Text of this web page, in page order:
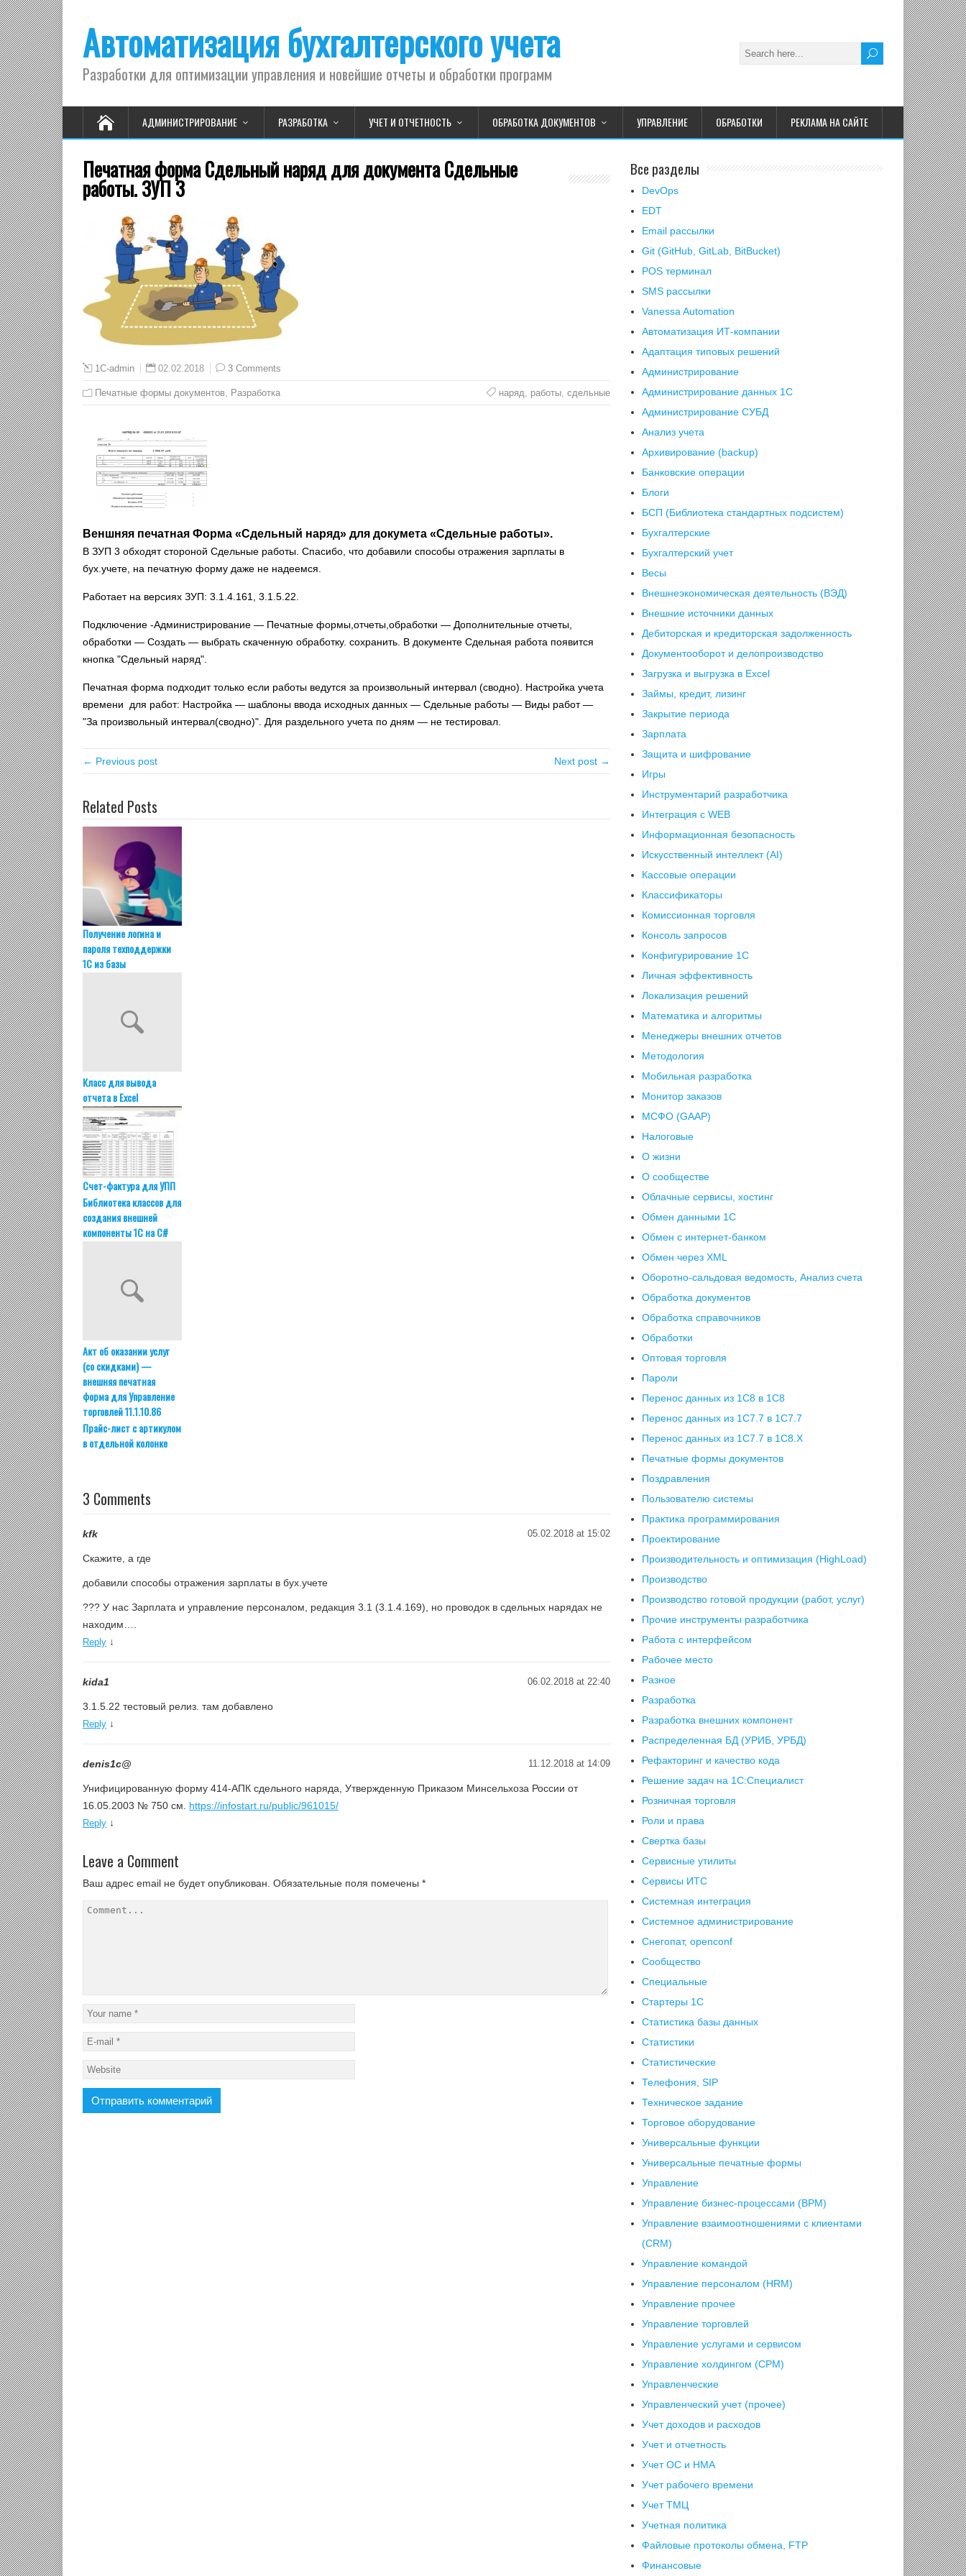
Автоматизация бухгалтерского учета
Разработки для оптимизации управления и новейшие отчеты и обработки программ
АДМИНИСТРИРОВАНИЕ РАЗРАБОТКА УЧЕТ И ОТЧЕТНОСТЬ ОБРАБОТКА ДОКУМЕНТОВ УПРАВЛЕНИЕ ОБРАБОТКИ РЕКЛАМА НА САЙТЕ
Печатная форма Сдельный наряд для документа Сдельные
работы. ЗУП 3
1C-admin 02.02.2018 3 Comments
Печатные формы документов, Разработка наряд, работы, сдельные
Веншняя печатная Форма «Сдельный наряд» для докумета «Сдельные работы».
В ЗУП 3 обходят стороной Сдельные работы. Спасибо, что добавили способы отражения зарплаты в
бух.учете, на печатную форму даже не надеемся.
Работает на версиях ЗУП: 3.1.4.161, 3.1.5.22.
Подключение -Администрирование — Печатные формы,отчеты,обработки — Дополнительные отчеты,
обработки — Создать — выбрать скаченную обработку. сохранить. В документе Сдельная работа появится
кнопка "Сдельный наряд".
Печатная форма подходит только если работы ведутся за произвольный интервал (сводно). Настройка учета
времени для работ: Настройка — шаблоны ввода исходных данных — Сдельные работы — Виды работ —
"За произвольный интервал(сводно)". Для раздельного учета по дням — не тестировал.
← Previous post Next post →
Related Posts
Получение логина и
пароля техподдержки
1С из базы
Класс для вывода
отчета в Excel
Счет-фактура для УПП
Библиотека классов для
создания внешней
компоненты 1С на C#
Акт об оказании услуг
(со скидками) —
внешняя печатная
форма для Управление
торговлей 11.1.10.86
Прайс-лист с артикулом
в отдельной колонке
3 Comments
kfk 05.02.2018 at 15:02
Скажите, а где
добавили способы отражения зарплаты в бух.учете
??? У нас Зарплата и управление персоналом, редакция 3.1 (3.1.4.169), но проводок в сдельных нарядах не
находим….
Reply ↓
kida1 06.02.2018 at 22:40
3.1.5.22 тестовый релиз. там добавлено
Reply ↓
denis1c@ 11.12.2018 at 14:09
Унифицированную форму 414-АПК сдельного наряда, Утвержденную Приказом Минсельхоза России от
16.05.2003 № 750 см. https://infostart.ru/public/961015/
Reply ↓
Leave a Comment
Ваш адрес email не будет опубликован. Обязательные поля помечены *
Все разделы
DevOps
EDT
Email рассылки
Git (GitHub, GitLab, BitBucket)
POS терминал
SMS рассылки
Vanessa Automation
Автоматизация ИТ-компании
Адаптация типовых решений
Администрирование
Администрирование данных 1С
Администрирование СУБД
Анализ учета
Архивирование (backup)
Банковские операции
Блоги
БСП (Библиотека стандартных подсистем)
Бухгалтерские
Бухгалтерский учет
Весы
Внешнеэкономическая деятельность (ВЭД)
Внешние источники данных
Дебиторская и кредиторская задолженность
Документооборот и делопроизводство
Загрузка и выгрузка в Excel
Займы, кредит, лизинг
Закрытие периода
Зарплата
Защита и шифрование
Игры
Инструментарий разработчика
Интеграция с WEB
Информационная безопасность
Искусственный интеллект (AI)
Кассовые операции
Классификаторы
Комиссионная торговля
Консоль запросов
Конфигурирование 1С
Личная эффективность
Локализация решений
Математика и алгоритмы
Менеджеры внешних отчетов
Методология
Мобильная разработка
Монитор заказов
МСФО (GAAP)
Налоговые
О жизни
О сообществе
Облачные сервисы, хостинг
Обмен данными 1С
Обмен с интернет-банком
Обмен через XML
Оборотно-сальдовая ведомость, Анализ счета
Обработка документов
Обработка справочников
Обработки
Оптовая торговля
Пароли
Перенос данных из 1C8 в 1C8
Перенос данных из 1С7.7 в 1C7.7
Перенос данных из 1С7.7 в 1C8.X
Печатные формы документов
Поздравления
Пользователю системы
Практика программирования
Проектирование
Производительность и оптимизация (HighLoad)
Производство
Производство готовой продукции (работ, услуг)
Прочие инструменты разработчика
Работа с интерфейсом
Рабочее место
Разное
Разработка
Разработка внешних компонент
Распределенная БД (УРИБ, УРБД)
Рефакторинг и качество кода
Решение задач на 1С:Специалист
Розничная торговля
Роли и права
Свертка базы
Сервисные утилиты
Сервисы ИТС
Системная интеграция
Системное администрирование
Снегопат, openconf
Сообщество
Специальные
Стартеры 1С
Статистика базы данных
Статистики
Статистические
Телефония, SIP
Техническое задание
Торговое оборудование
Универсальные функции
Универсальные печатные формы
Управление
Управление бизнес-процессами (BPM)
Управление взаимоотношениями с клиентами
(СRM)
Управление командой
Управление персоналом (HRM)
Управление прочее
Управление торговлей
Управление услугами и сервисом
Управление холдингом (CPM)
Управленческие
Управленческий учет (прочее)
Учет доходов и расходов
Учет и отчетность
Учет ОС и НМА
Учет рабочего времени
Учет ТМЦ
Учетная политика
Файловые протоколы обмена, FTP
Финансовые